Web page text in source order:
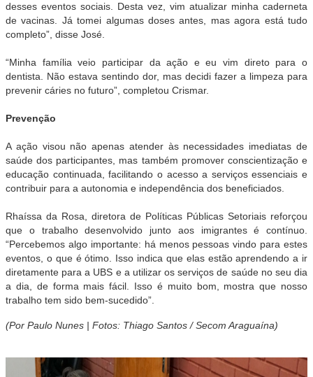
desses eventos sociais. Desta vez, vim atualizar minha caderneta
de vacinas. Já tomei algumas doses antes, mas agora está tudo
completo”, disse José.
“Minha família veio participar da ação e eu vim direto para o
dentista. Não estava sentindo dor, mas decidi fazer a limpeza para
prevenir cáries no futuro”, completou Crismar.
Prevenção
A ação visou não apenas atender às necessidades imediatas de
saúde dos participantes, mas também promover conscientização e
educação continuada, facilitando o acesso a serviços essenciais e
contribuir para a autonomia e independência dos beneficiados.
Rhaíssa da Rosa, diretora de Políticas Públicas Setoriais reforçou
que o trabalho desenvolvido junto aos imigrantes é contínuo.
“Percebemos algo importante: há menos pessoas vindo para estes
eventos, o que é ótimo. Isso indica que elas estão aprendendo a ir
diretamente para a UBS e a utilizar os serviços de saúde no seu dia
a dia, de forma mais fácil. Isso é muito bom, mostra que nosso
trabalho tem sido bem-sucedido”.
(Por Paulo Nunes | Fotos: Thiago Santos / Secom Araguaína)